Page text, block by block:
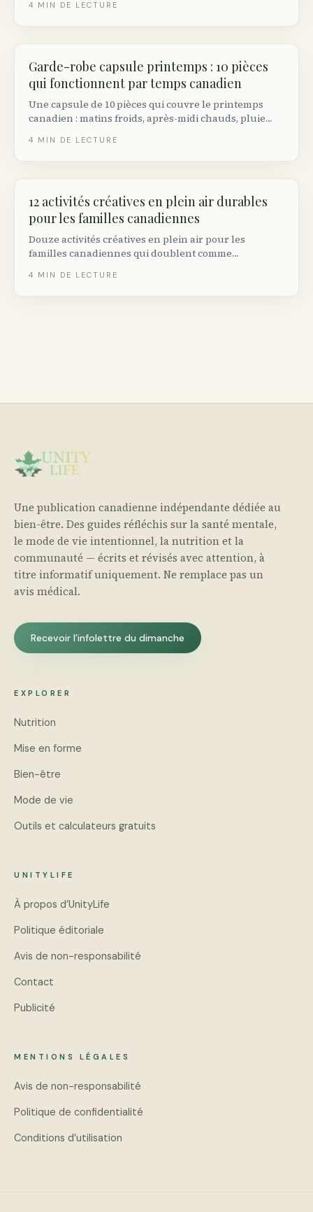
désencombrez, et les marques éco québécoises qui
4 MIN DE LECTURE
Garde-robe capsule printemps : 10 pièces
qui fonctionnent par temps canadien
Une capsule de 10 pièces qui couvre le printemps
canadien : matins froids, après-midi chauds, pluie
durables, des conseils friperies et un plan tous
4 MIN DE LECTURE
12 activités créatives en plein air durables
pour les familles canadiennes
Douze activités créatives en plein air pour les
familles canadiennes qui doublent comme
feuilles, mandalas naturels, cabanes à oiseaux et
4 MIN DE LECTURE
Une publication canadienne indépendante dédiée au
bien-être. Des guides réfléchis sur la santé mentale,
le mode de vie intentionnel, la nutrition et la
communauté — écrits et révisés avec attention, à
titre informatif uniquement. Ne remplace pas un
avis médical.
Recevoir l’infolettre du dimanche
EXPLORER
Nutrition
Mise en forme
Bien-être
Mode de vie
Outils et calculateurs gratuits
UNITYLIFE
À propos d’UnityLife
Politique éditoriale
Avis de non-responsabilité
Contact
Publicité
MENTIONS LÉGALES
Avis de non-responsabilité
Politique de confidentialité
Conditions d’utilisation